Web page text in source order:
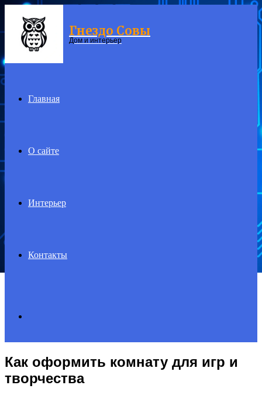
Menu Гнездо Совы
Дом и интерьер
Главная
О сайте
Интерьер
Контакты
for
Как оформить комнату для игр и
творчества